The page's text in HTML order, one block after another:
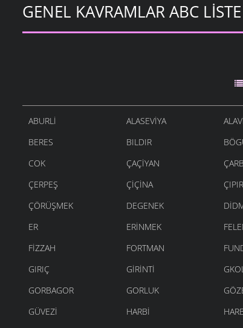
GENEL KAVRAMLAR ABC LISTE
ABURLI ALASEVIYA ALAVI
BERES
BILDIR
COK
ÇAÇIYAN
ÇERPEŞ
ÇIÇINA
ÇÖRÜŞMEK
DEGENEK
ER
ERINMEK
FIZZAH
FORTMAN
GIRIÇ
GIRINTI
GORBAGOR
GORLUK
GÜVEZI
HARBI